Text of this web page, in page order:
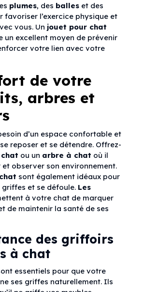
plumes, des balleset des
favoriser l’exercice physique et
vous. Un jouet pour chat
un excellent moyen de prévenir
votre lien avec votre
de votre
arbres et
d’un espace confortable et
reposer et se détendre. Offrez-
ou un arbre à chat où il
et observer son environnement.
sont également idéaux pour
griffes et se défoule. Les
à votre chat de marquer
de maintenir la santé de ses
des griffoirs
à chat
essentiels pour que votre
ses griffes naturellement. Ils